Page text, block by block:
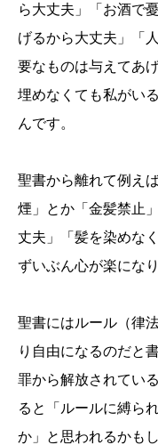
ら大丈夫」「お酒で
げるから大丈夫」「
要なものは与えてあ
埋めなくても私がい
んです。
聖書から離れて例え
煙」とか「金髪禁止
丈夫」「髪を染めな
ずいぶん心が楽にな
聖書にはルール（律
り自由になるのだと
罪から解放されてい
ると「ルールに縛ら
か」と思われるかも